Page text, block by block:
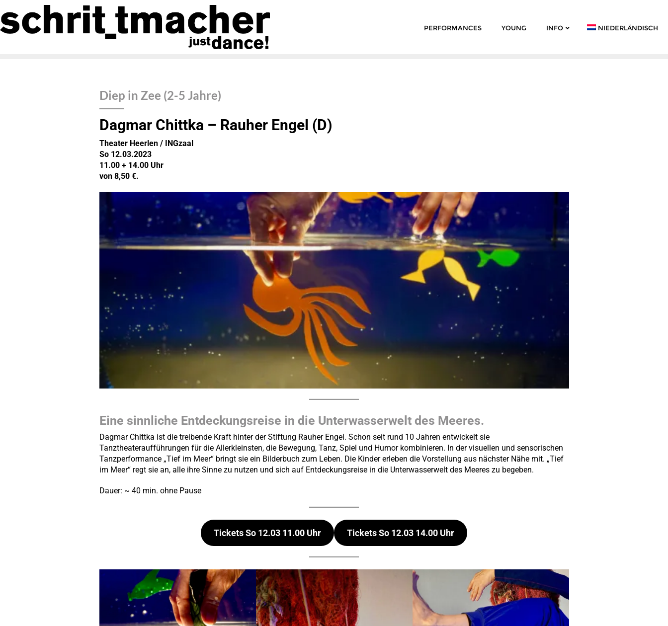
PERFORMANCES YOUNG INFO NIEDERLÄNDISCH
Diep in Zee (2-5 Jahre)
Dagmar Chittka – Rauher Engel (D)
Theater Heerlen / INGzaal
So 12.03.2023
11.00 + 14.00 Uhr
von 8,50 €.
Eine sinnliche Entdeckungsreise in die Unterwasserwelt des Meeres.
Dagmar Chittka ist die treibende Kraft hinter der Stiftung Rauher Engel. Schon seit rund 10 Jahren entwickelt sie
Tanztheateraufführungen für die Allerkleinsten, die Bewegung, Tanz, Spiel und Humor kombinieren. In der visuellen und sensorischen
Tanzperformance „Tief im Meer“ bringt sie ein Bilderbuch zum Leben. Die Kinder erleben die Vorstellung aus nächster Nähe mit. „Tief
im Meer“ regt sie an, alle ihre Sinne zu nutzen und sich auf Entdeckungsreise in die Unterwasserwelt des Meeres zu begeben.
Dauer: ~ 40 min. ohne Pause
Tickets So 12.03 11.00 Uhr Tickets So 12.03 14.00 Uhr